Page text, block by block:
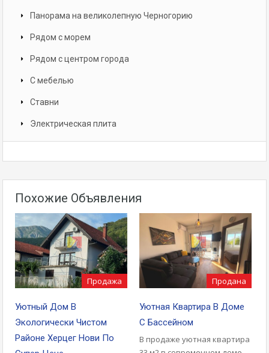
Панорама на великолепную Черногорию
Рядом с морем
Рядом с центром города
С мебелью
Ставни
Электрическая плита
Похожие Объявления
Продажа
Уютный Дом В
Экологически Чистом
Районе Херцег Нови По
Продана
Уютная Квартира В Доме
С Бассейном
В продаже уютная квартира